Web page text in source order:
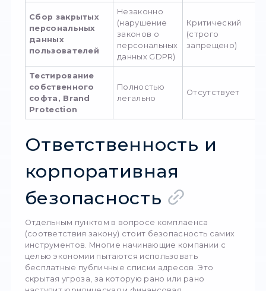
автоматизации процессов в социальных
правила платформ максимально жесткие,
идеальным выбором станут [легальные
мобильные прокси]. Они используют пулы
реальных сотовых операторов, что
исключает подозрения в хакерской
Если же перед бизнесом стоят простые
внутренние технические задачи (например,
проверка верстки сайта из разных
[купить прокси для сбора данных] типа IPv4
ipv4 для автоматизации].
StableProxy
Нужны ли тебеанонимные прокси
премиум-решениядля бизнеса или
купить прокси недорого— у нас есть